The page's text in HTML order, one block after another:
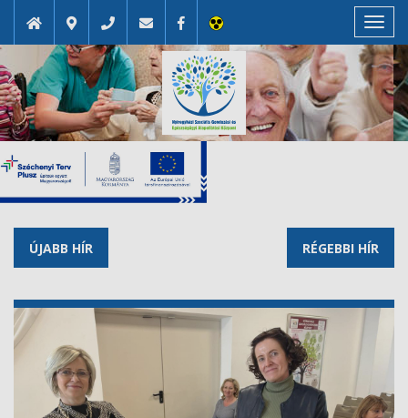
ÚJABB HÍR RÉGEBBI HÍR